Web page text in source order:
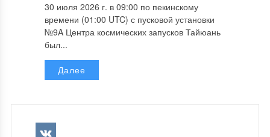
30 июля 2026 г. в 09:00 по пекинскому
времени (01:00 UTC) с пусковой установки
№9A Центра космических запусков Тайюань
был...
Далее